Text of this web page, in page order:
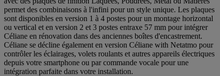
permet des combinaisons à l'infini pour un style unique. Les plaques
sont disponibles en version 1 à 4 postes pour un montage horizontal
ou vertical et en version 2 et 3 postes entraxe 57 mm pour intégrer
Céliane en rénovation dans des anciennes boîtes d'encastrement.
Céliane se décline également en version Céliane with Netatmo pour
contrôler les éclairages, volets roulants et autres appareils électriques
depuis votre smartphone ou par commande vocale pour une
intégration parfaite dans votre installation.